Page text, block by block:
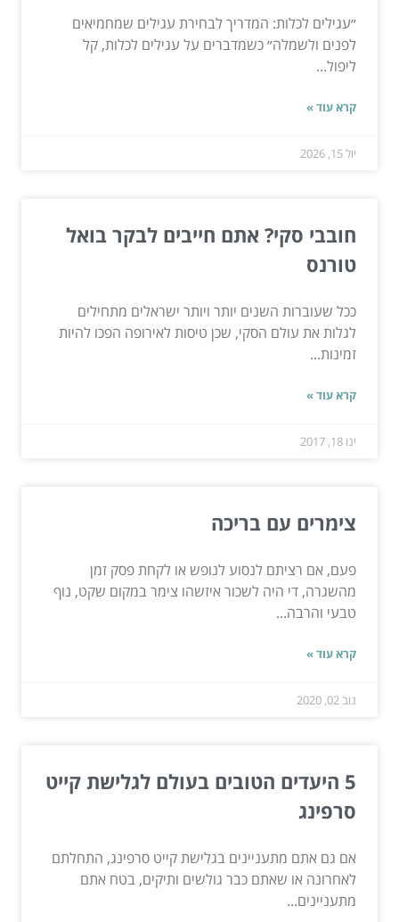
״עגילים לכלות: המדריך לבחירת עגילים שמחמיאים
לפנים ולשמלה״ כשמדברים על עגילים לכלות, קל
ליפול...
קרא עוד »
יול 15, 2026
חובבי סקי? אתם חייבים לבקר בואל
טורנס
ככל שעוברות השנים יותר ויותר ישראלים מתחילים
לגלות את עולם הסקי, שכן טיסות לאירופה הפכו להיות
זמינות...
קרא עוד »
ינו 18, 2017
צימרים עם בריכה
פעם, אם רציתם לנסוע לנופש או לקחת פסק זמן
מהשגרה, די היה לשכור איזשהו צימר במקום שקט, נוף
טבעי והרבה...
קרא עוד »
נוב 02, 2020
5 היעדים הטובים בעולם לגלישת קייט
סרפינג
אם גם אתם מתעניינים בגלישת קייט סרפינג, התחלתם
לאחרונה או שאתם כבר גולשים ותיקים, בטח אתם
מתעניינים...